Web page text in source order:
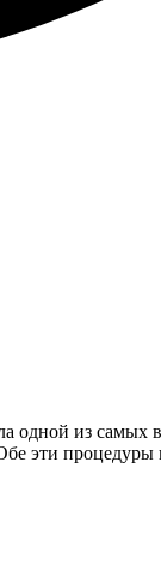
одной из самых
эти